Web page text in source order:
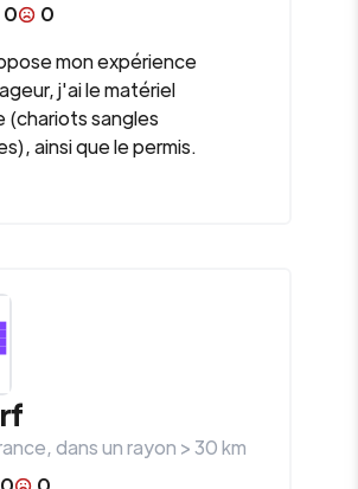
0
0
mon expérience
j'ai le matériel
(chariots sangles
ainsi que le permis.
, dans un rayon >30km